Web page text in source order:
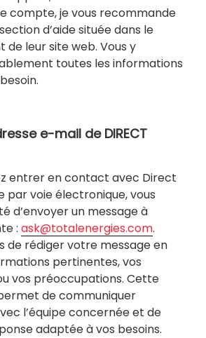
compte, je vous recommande
d’aide située dans le
de leur site web. Vous y
toutes les informations
e-mail de DIRECT
entrer en contact avec Direct
par voie électronique, vous
d’envoyer un message à
: ask@totalenergies.com.
de rédiger votre message en
pertinentes, vos
vos préoccupations. Cette
de communiquer
l’équipe concernée et de
adaptée à vos besoins.